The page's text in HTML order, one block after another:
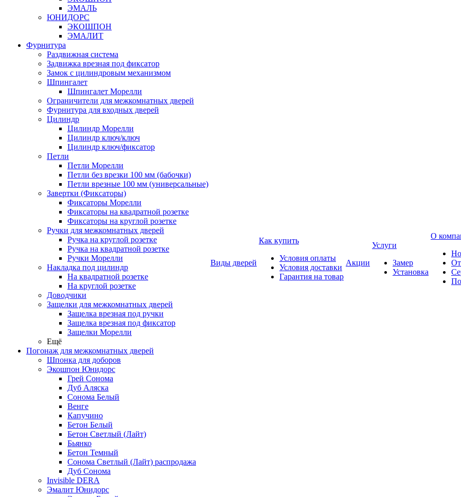
ЭМАЛЬ
ЮНИДОРС
ЭКОШПОН
ЭМАЛИТ
Фурнитура
Раздвижная система
Задвижка врезная под фиксатор
Замок с цилиндровым механизмом
Шпингалет
Шпингалет Морелли
Ограничители для межкомнатных дверей
Фурнитура для входных дверей
Цилиндр
Цилиндр Морелли
Цилиндр ключ/ключ
Цилиндр ключ/фиксатор
Петли
Петли Морелли
Петли без врезки 100 мм (бабочки)
Петли врезные 100 мм (универсальные)
Завертки (Фиксаторы)
Фиксаторы Морелли
Фиксаторы на квадратной розетке
Фиксаторы на круглой розетке
Ручки для межкомнатных дверей
Ручка на круглой розетке
Ручка на квадратной розетке
Ручки Морелли
Накладка под цилиндр
На квадратной розетке
На круглой розетке
Доводчики
Защелки для межкомнатных дверей
Защелка врезная под ручки
Защелка врезная под фиксатор
Защелки Морелли
Ещё
Погонаж для межкомнатных дверей
Шпонка для доборов
Экошпон Юнидорс
Грей Сонома
Дуб Аляска
Сонома Белый
Венге
Капучино
Бетон Белый
Бетон Светлый (Лайт)
Бьянко
Бетон Темный
Сонома Светлый (Лайт) распродажа
Дуб Сонома
Invisible DERA
Эмалит Юнидорс
Виды дверей
Как купить
Условия оплаты
Условия доставки
Гарантия на товар
Акции
Услуги
Замер
Установка
О